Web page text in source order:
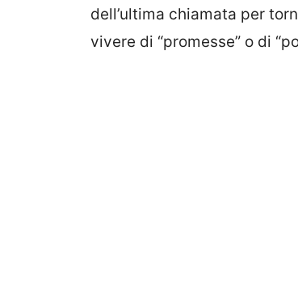
dell’ultima chiamata per
vivere di “promesse” o di